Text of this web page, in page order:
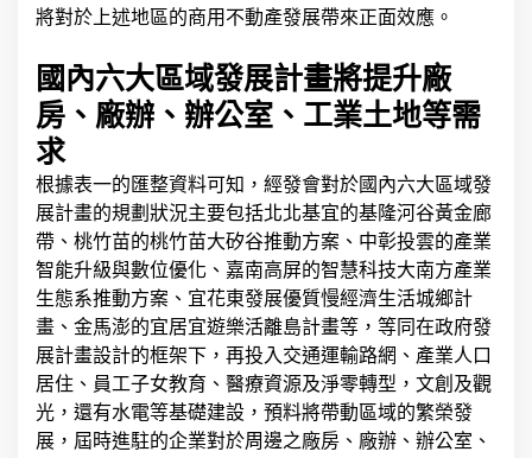
將對於上述地區的商用不動產發展帶來正面效應。
國內六大區域發展計畫將提升廠
房、廠辦、辦公室、工業土地等需
求
根據表一的匯整資料可知，經發會對於國內六大區域發
展計畫的規劃狀況主要包括北北基宜的基隆河谷黃金廊
帶、桃竹苗的桃竹苗大矽谷推動方案、中彰投雲的產業
智能升級與數位優化、嘉南高屏的智慧科技大南方產業
生態系推動方案、宜花東發展優質慢經濟生活城鄉計
畫、金馬澎的宜居宜遊樂活離島計畫等，等同在政府發
展計畫設計的框架下，再投入交通運輸路網、產業人口
居住、員工子女教育、醫療資源及淨零轉型，文創及觀
光，還有水電等基礎建設，預料將帶動區域的繁榮發
展，屆時進駐的企業對於周邊之廠房、廠辦、辦公室、